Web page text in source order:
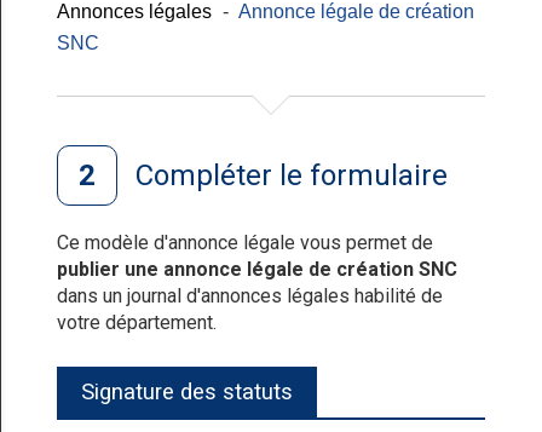
Annonces légales - Annonce légale de création
SNC
Compléter le formulaire
Ce modèle d'annonce légale vous permet de
publier une annonce légale de création SNC
dans un journal d'annonces légales habilité de
votre département.
Signature des statuts